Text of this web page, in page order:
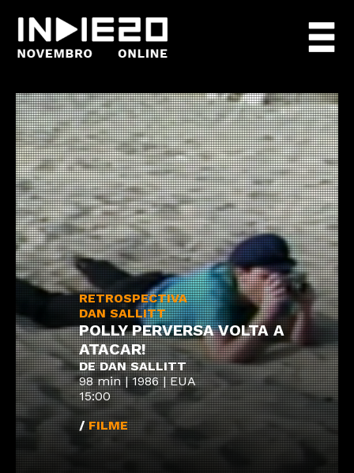
RETROSPECTIVA
DAN SALLITT
POLLY PERVERSA VOLTA A
ATACAR!
DE DAN SALLITT
98 min | 1986 | EUA
15:00
/FILME